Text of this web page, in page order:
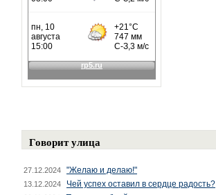
Говорит улица
27.12.2024 "Желаю и делаю!"
13.12.2024 Чей успех оставил в сердце радость?